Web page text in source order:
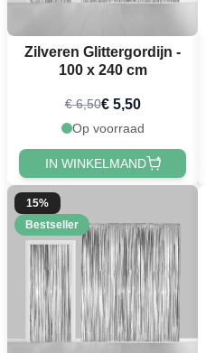
Zilveren Glittergordijn -
100 x 240 cm
€ 6,50€ 5,50
Op voorraad
IN WINKELMAND
15%
Bestseller